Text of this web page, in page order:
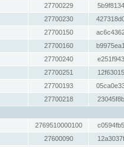
27700229
27700230
27700150
27700160
27700240
27700251
27700193
27700218
2769510000100
27600090